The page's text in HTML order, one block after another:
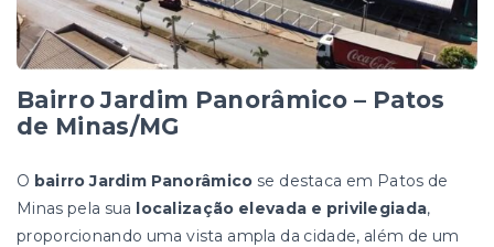
Bairro Jardim Panorâmico – Patos
de Minas/MG
O bairro Jardim Panorâmico se destaca em Patos de
Minas pela sua localização elevada e privilegiada,
proporcionando uma vista ampla da cidade, além de um